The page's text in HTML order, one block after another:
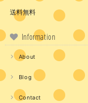
送料無料
Information
About
Blog
Contact